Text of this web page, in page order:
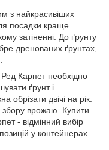
з найкрасивіших
посадки краще
затіненні. До ґрунту
дренованих ґрунтах,
Карпет необхідно
ґрунт і
обрізати двічі на рік:
збору врожаю. Купити
- відмінний вибір
у контейнерах